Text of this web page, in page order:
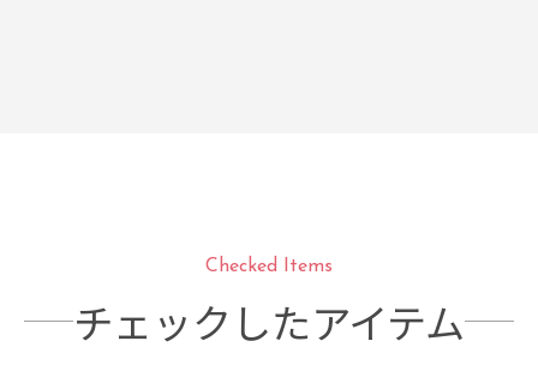
Checked Items
チェックしたアイテム